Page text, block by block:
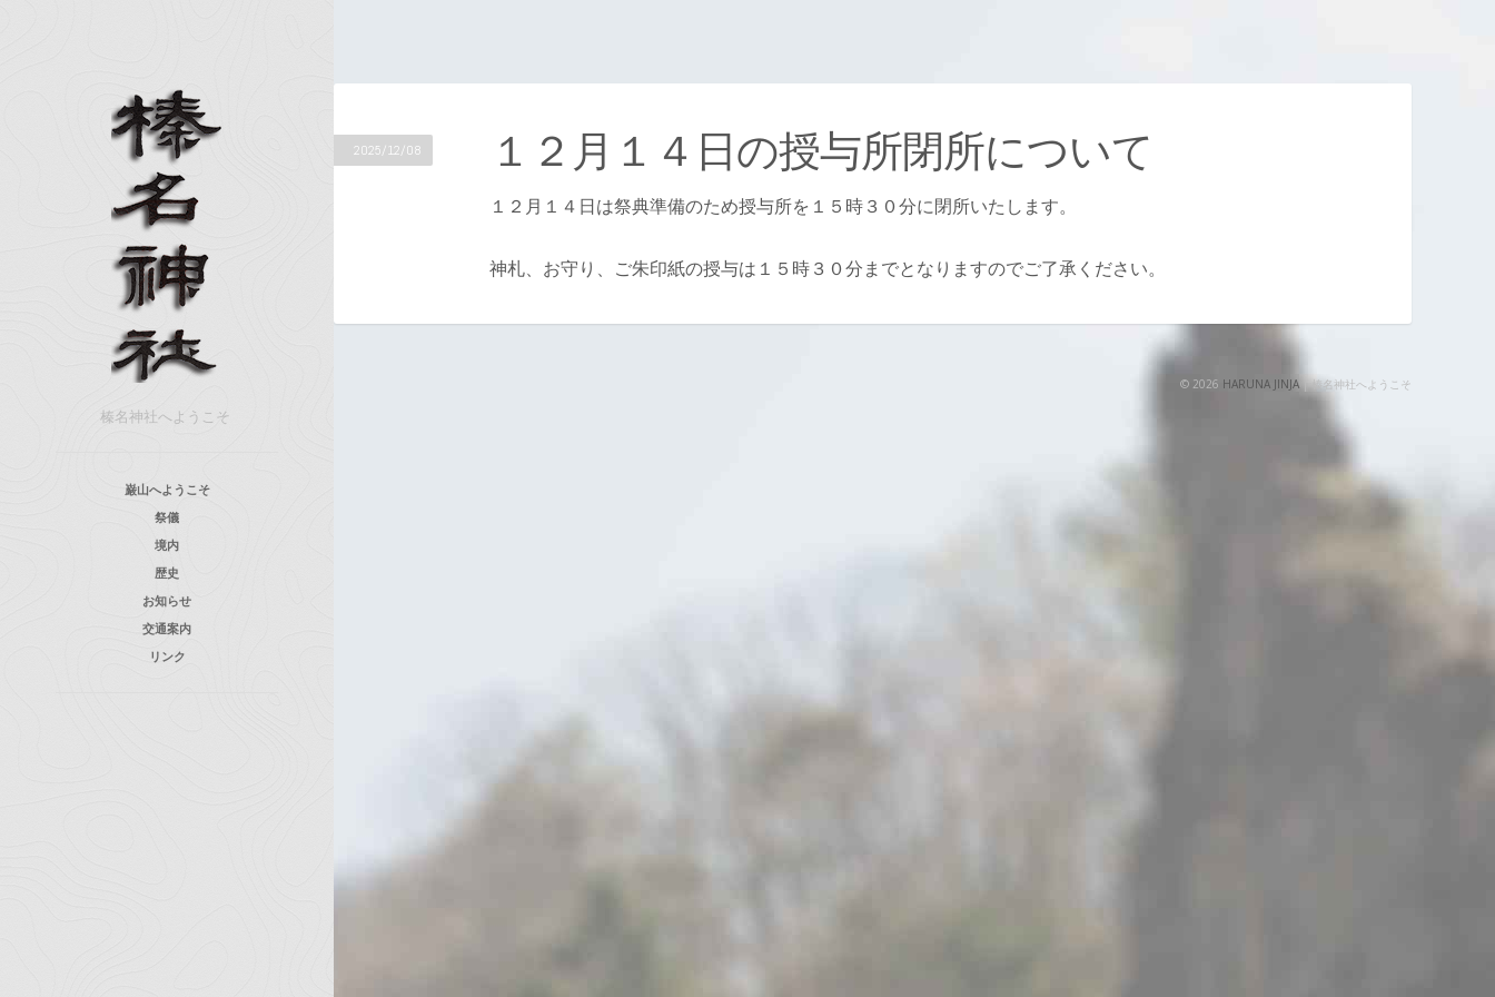
榛名神社へようこそ
巌山へようこそ
祭儀
境内
歴史
お知らせ
交通案内
リンク
１２月１４日の授与所閉所について
2025/12/08
１２月１４日は祭典準備のため授与所を１５時３０分に閉所いたします。
神札、お守り、ご朱印紙の授与は１５時３０分までとなりますのでご了承ください。
© 2026 HARUNA JINJA| 榛名神社へようこそ